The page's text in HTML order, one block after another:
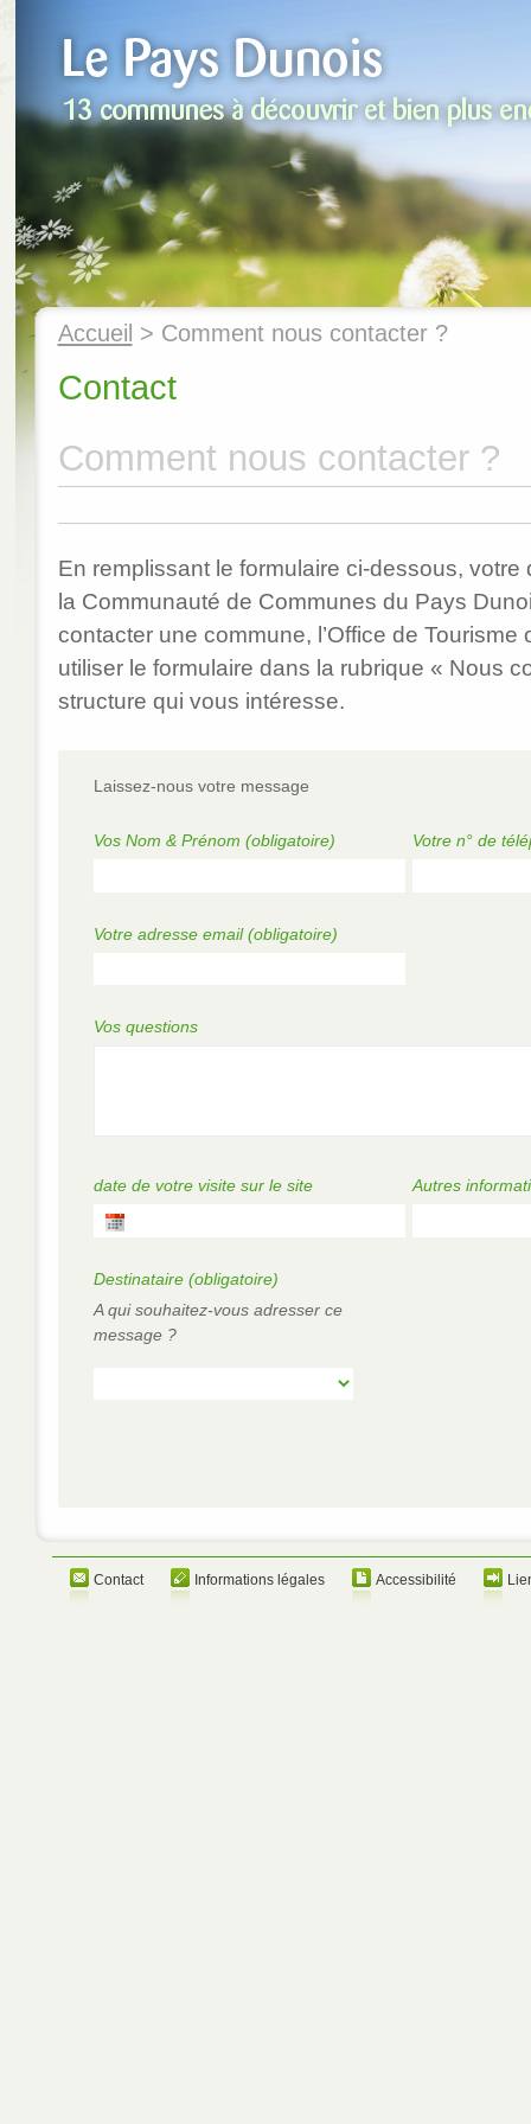
Accueil > Comment nous contacter ?
Contact
Comment nous contacter ?
En remplissant le formulaire ci-dessous,
la Communauté de Communes du Pays
contacter une commune, l’Office de Tourisme
utiliser le formulaire dans la rubrique « Nous
structure qui vous intéresse.
Laissez-nous votre message
Vos Nom & Prénom (obligatoire) Votre n° de
Votre adresse email(obligatoire)
Vos questions
date de votre visite sur le site Autres
Destinataire(obligatoire)
A qui souhaitez-vous adresser ce
message ?
Contact Informations légales Accessibilité